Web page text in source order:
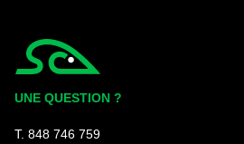
UNE QUESTION ?
T. 848 746 759